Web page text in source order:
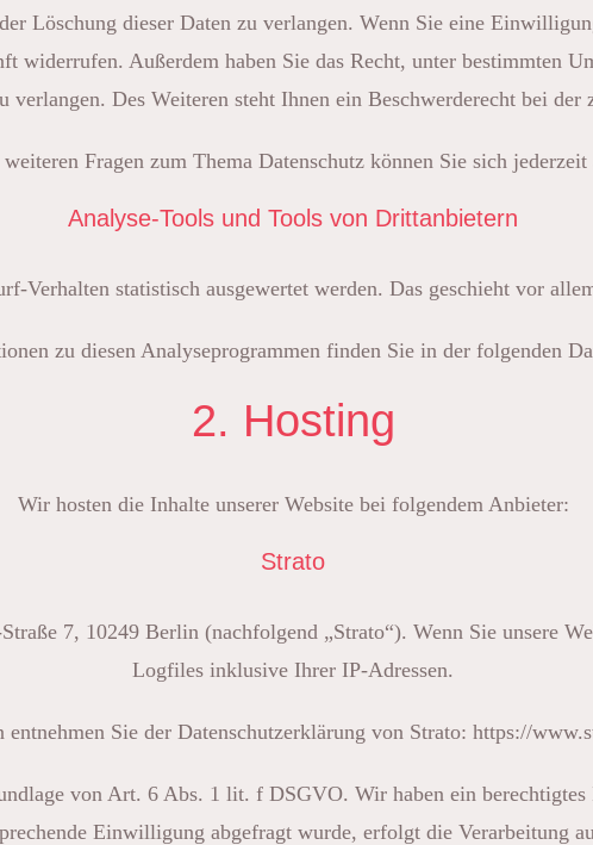
Löschung dieser Daten zu verlangen. Wenn Sie eine
Außerdem haben Sie das Recht, unter bestimmten
verlangen. Des Weiteren steht Ihnen ein Beschwerderecht bei der
Fragen zum Thema Datenschutz können Sie sich jederzeit
Analyse-Tools und Tools von Dritt­anbietern
Verhalten statistisch ausgewertet werden. Das geschieht vor
zu diesen Analyseprogrammen finden Sie in der folgenden
2. Hosting
Wir hosten die Inhalte unserer Website bei folgendem Anbieter:
Strato
7, 10249 Berlin (nachfolgend „Strato“). Wenn Sie unsere
Logfiles inklusive Ihrer IP-Adressen.
Sie der Datenschutzerklärung von Strato: https://
von Art. 6 Abs. 1 lit. f DSGVO. Wir haben ein berechtigtes
Einwilligung abgefragt wurde, erfolgt die Verarbeitung